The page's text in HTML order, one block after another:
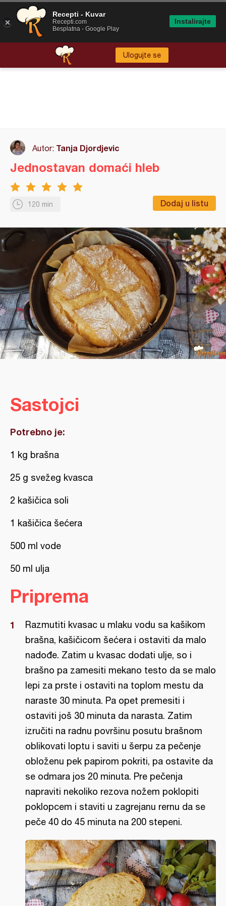
Ulogujte se
Autor: Tanja Djordjevic
120 min Dodaj u listu
Jednostavan domaći hleb
Sastojci
Potrebno je:
1 kg brašna
25 g svežeg kvasca
2 kašičica soli
1 kašičica šećera
500 ml vode
50 ml ulja
Priprema
Razmutiti kvasac u mlaku vodu sa kašikom
brašna, kašičicom šećera i ostaviti da malo
nadođe. Zatim u kvasac dodati ulje, so i
brašno pa zamesiti mekano testo da se malo
lepi za prste i ostaviti na toplom mestu da
naraste 30 minuta. Pa opet premesiti i
ostaviti još 30 minuta da narasta. Zatim
izručiti na radnu površinu posutu brašnom
oblikovati loptu i saviti u šerpu za pečenje
obloženu pek papirom pokriti, pa ostavite da
se odmara jos 20 minuta. Pre pečenja
napraviti nekoliko rezova nožem poklopiti
poklopcem i staviti u zagrejanu rernu da se
peče 40 do 45 minuta na 200 stepeni.
Recepti - Kuvar
Recepti.com
Besplatna - Google Play
Instalirajte